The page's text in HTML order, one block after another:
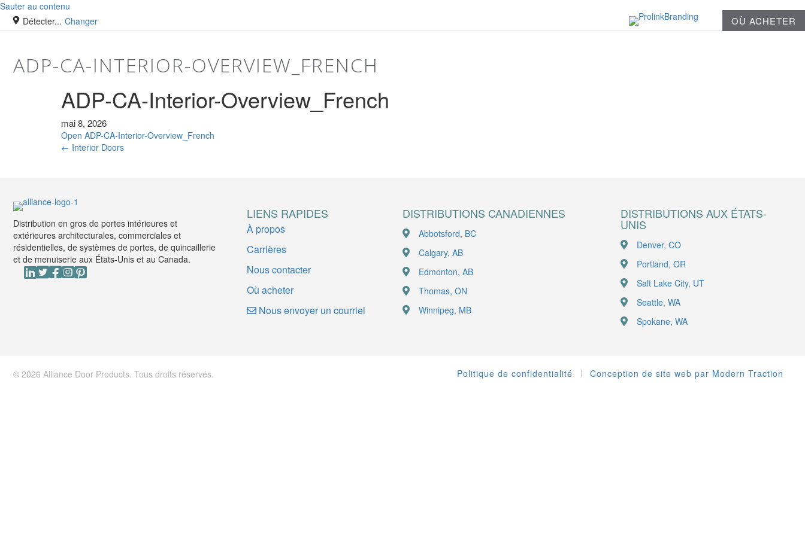
Sauter au contenu
Détecter... Changer OÙ ACHETER
ADP-CA-INTERIOR-OVERVIEW_FRENCH
ADP-CA-Interior-Overview_French
mai 8, 2026
Open ADP-CA-Interior-Overview_French
← Interior Doors
Distribution en gros de portes intérieures et
extérieures architecturales, commerciales et
résidentielles, de systèmes de portes, de quincaillerie
et de menuiserie aux États-Unis et au Canada.
LIENS RAPIDES
À propos
Carrières
Nous contacter
Où acheter
Nous envoyer un courriel
DISTRIBUTIONS CANADIENNES
Abbotsford, BC
Calgary, AB
Edmonton, AB
Thomas, ON
Winnipeg, MB
DISTRIBUTIONS AUX ÉTATS-
UNIS
Denver, CO
Portland, OR
Salt Lake City, UT
Seattle, WA
Spokane, WA
© 2026 Alliance Door Products. Tous droits réservés. Politique de confidentialité Conception de site web par Modern Traction